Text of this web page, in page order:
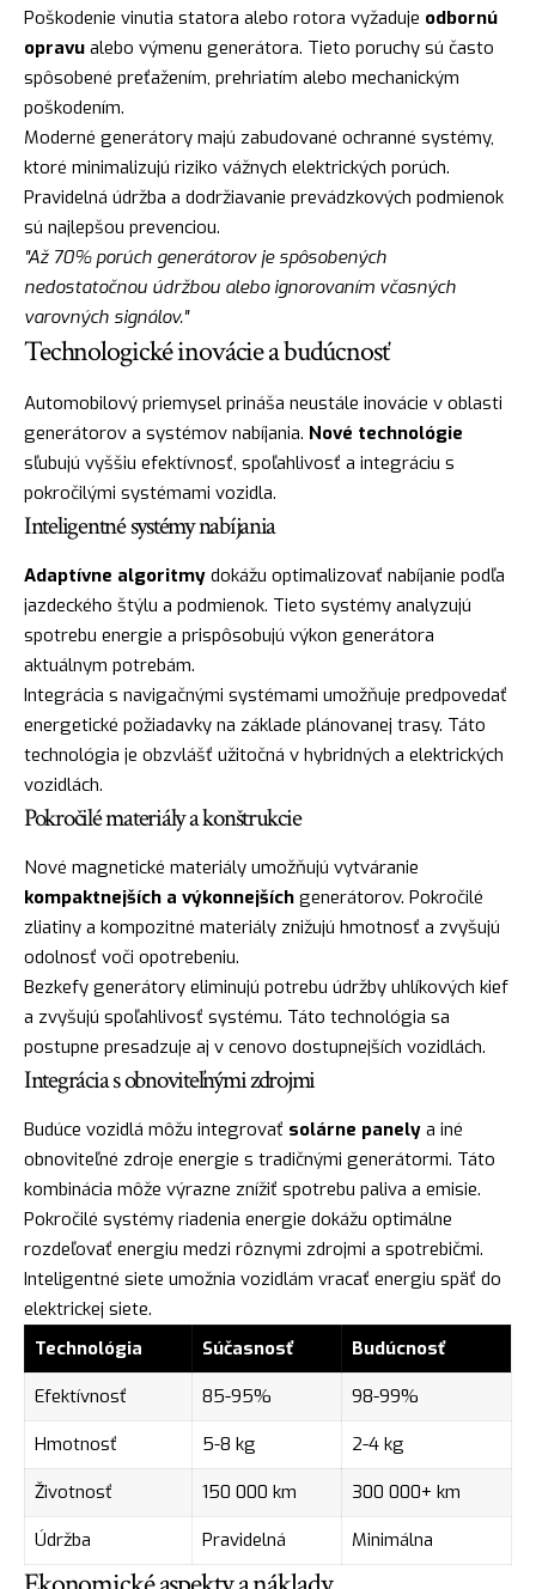
Poškodenie vinutia statora alebo rotora vyžaduje odbornú
opravu alebo výmenu generátora. Tieto poruchy sú často
spôsobené preťažením, prehriatím alebo mechanickým
poškodením.
Moderné generátory majú zabudované ochranné systémy,
ktoré minimalizujú riziko vážnych elektrických porúch.
Pravidelná údržba a dodržiavanie prevádzkových podmienok
sú najlepšou prevenciou.
"Až 70% porúch generátorov je spôsobených
nedostatočnou údržbou alebo ignorovaním včasných
varovných signálov."
Technologické inovácie a budúcnosť
Automobilový priemysel prináša neustále inovácie v oblasti
generátorov a systémov nabíjania. Nové technológie
sľubujú vyššiu efektívnosť, spoľahlivosť a integráciu s
pokročilými systémami vozidla.
Inteligentné systémy nabíjania
Adaptívne algoritmy dokážu optimalizovať nabíjanie podľa
jazdeckého štýlu a podmienok. Tieto systémy analyzujú
spotrebu energie a prispôsobujú výkon generátora
aktuálnym potrebám.
Integrácia s navigačnými systémami umožňuje predpovedať
energetické požiadavky na základe plánovanej trasy. Táto
technológia je obzvlášť užitočná v hybridných a elektrických
vozidlách.
Pokročilé materiály a konštrukcie
Nové magnetické materiály umožňujú vytváranie
kompaktnejších a výkonnejších generátorov. Pokročilé
zliatiny a kompozitné materiály znižujú hmotnosť a zvyšujú
odolnosť voči opotrebeniu.
Bezkefy generátory eliminujú potrebu údržby uhlíkových kief
a zvyšujú spoľahlivosť systému. Táto technológia sa
postupne presadzuje aj v cenovo dostupnejších vozidlách.
Integrácia s obnoviteľnými zdrojmi
Budúce vozidlá môžu integrovať solárne panely a iné
obnoviteľné zdroje energie s tradičnými generátormi. Táto
kombinácia môže výrazne znížiť spotrebu paliva a emisie.
Pokročilé systémy riadenia energie dokážu optimálne
rozdeľovať energiu medzi rôznymi zdrojmi a spotrebičmi.
Inteligentné siete umožnia vozidlám vracať energiu späť do
elektrickej siete.
Technológia
Súčasnosť
Budúcnosť
Efektívnosť
85-95%
98-99%
Hmotnosť
5-8 kg
2-4 kg
Životnosť
150 000 km
300 000+ km
Údržba
Pravidelná Minimálna